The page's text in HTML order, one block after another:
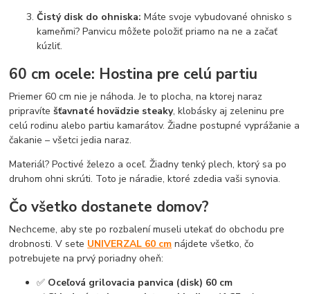
Čistý disk do ohniska: Máte svoje vybudované ohnisko s
kameňmi? Panvicu môžete položiť priamo na ne a začať
kúzliť.
60 cm ocele: Hostina pre celú partiu
Priemer 60 cm nie je náhoda. Je to plocha, na ktorej naraz
pripravítešťavnaté hovädzie steaky, klobásky aj zeleninu pre
celú rodinu alebo partiu kamarátov. Žiadne postupné vyprážanie a
čakanie – všetci jedia naraz.
Materiál? Poctivé železo a oceľ. Žiadny tenký plech, ktorý sa po
druhom ohni skrúti. Toto je náradie, ktoré zdedia vaši synovia.
Čo všetko dostanete domov?
Nechceme, aby ste po rozbalení museli utekať do obchodu pre
drobnosti. V sete UNIVERZAL 60 cm nájdete všetko, čo
potrebujete na prvý poriadny oheň:
✅ Oceľová grilovacia panvica (disk) 60 cm